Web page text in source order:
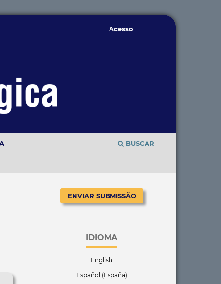
BUSCAR
Acesso
ENVIAR SUBMISSÃO
IDIOMA
English
Español (España)